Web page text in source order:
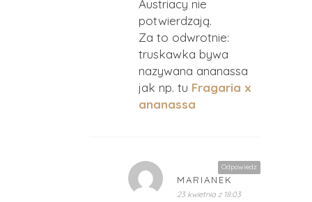
Austriacy nie
potwierdzają.
Za to odwrotnie:
truskawka bywa
nazywana ananassa
jak np. tu Fragaria x
ananassa
Odpowiedz
MARIANEK
23 kwietnia z 18:03